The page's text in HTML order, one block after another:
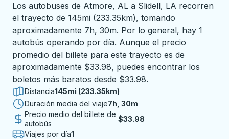
Los autobuses de Atmore, AL a Slidell, LA recorren
el trayecto de 145mi (233.35km), tomando
aproximadamente 7h, 30m. Por lo general, hay 1
autobús operando por día. Aunque el precio
promedio del billete para este trayecto es de
aproximadamente $33.98, puedes encontrar los
boletos más baratos desde $33.98.
Distancia145mi (233.35km)
Duración media del viaje7 horas 30 minutos
7h, 30m
Precio medio del billete de
autobús
$33.98
Viajes por día1